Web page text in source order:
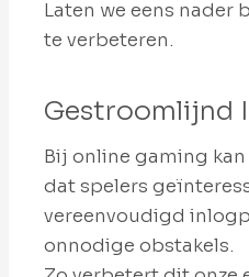
Laten we eens nader
te verbeteren.
Gestroomlijnd
Bij online gaming
dat spelers
vereenvoudigd
onnodige obstakels.